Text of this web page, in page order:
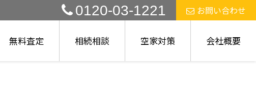
0120-03-1221 お問い合わせ
無料査定 相続相談 空家対策 会社概要